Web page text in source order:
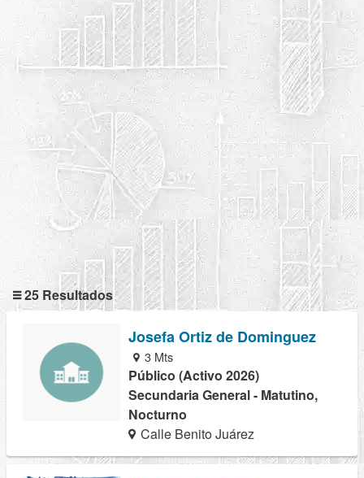
25 Resultados
Josefa Ortiz de Dominguez
3 Mts
Público (Activo 2026)
Secundaria General - Matutino,
Nocturno
Calle Benito Juárez